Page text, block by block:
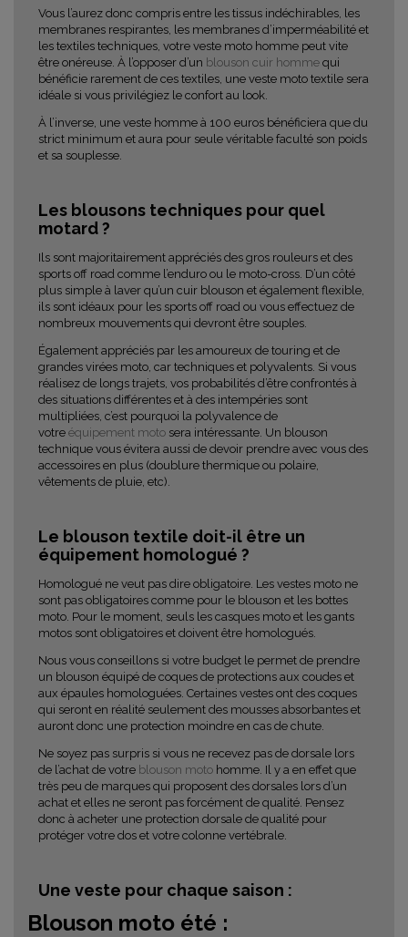
Vous l’aurez donc compris entre les tissus indéchirables, les
membranes respirantes, les membranes d’imperméabilité et
les textiles techniques, votre veste moto homme peut vite
être onéreuse. À l’opposer d’un blouson cuir homme qui
bénéficie rarement de ces textiles, une veste moto textile sera
idéale si vous privilégiez le confort au look.
À l’inverse, une veste homme à 100 euros bénéficiera que du
strict minimum et aura pour seule véritable faculté son poids
et sa souplesse.
Les blousons techniques pour quel
motard ?
Ils sont majoritairement appréciés des gros rouleurs et des
sports off road comme l’enduro ou le moto-cross. D’un côté
plus simple à laver qu’un cuir blouson et également flexible,
ils sont idéaux pour les sports off road ou vous effectuez de
nombreux mouvements qui devront être souples.
Également appréciés par les amoureux de touring et de
grandes virées moto, car techniques et polyvalents. Si vous
réalisez de longs trajets, vos probabilités d’être confrontés à
des situations différentes et à des intempéries sont
multipliées, c’est pourquoi la polyvalence de
votre équipement moto sera intéressante. Un blouson
technique vous évitera aussi de devoir prendre avec vous des
accessoires en plus (doublure thermique ou polaire,
vêtements de pluie, etc).
Le blouson textile doit-il être un
équipement homologué ?
Homologué ne veut pas dire obligatoire. Les vestes moto ne
sont pas obligatoires comme pour le blouson et les bottes
moto. Pour le moment, seuls les casques moto et les gants
motos sont obligatoires et doivent être homologués.
Nous vous conseillons si votre budget le permet de prendre
un blouson équipé de coques de protections aux coudes et
aux épaules homologuées. Certaines vestes ont des coques
qui seront en réalité seulement des mousses absorbantes et
auront donc une protection moindre en cas de chute.
Ne soyez pas surpris si vous ne recevez pas de dorsale lors
de l’achat de votre blouson moto homme. Il y a en effet que
très peu de marques qui proposent des dorsales lors d’un
achat et elles ne seront pas forcément de qualité. Pensez
donc à acheter une protection dorsale de qualité pour
protéger votre dos et votre colonne vertébrale.
Une veste pour chaque saison :
Blouson moto été :